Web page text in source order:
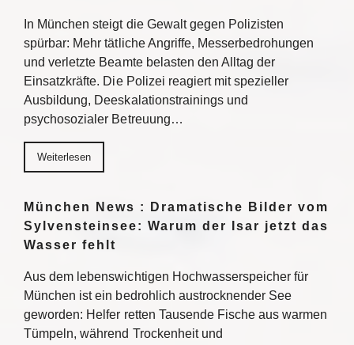
In München steigt die Gewalt gegen Polizisten
spürbar: Mehr tätliche Angriffe, Messerbedrohungen
und verletzte Beamte belasten den Alltag der
Einsatzkräfte. Die Polizei reagiert mit spezieller
Ausbildung, Deeskalationstrainings und
psychosozialer Betreuung…
Weiterlesen
München News : Dramatische Bilder vom
Sylvensteinsee: Warum der Isar jetzt das
Wasser fehlt
Aus dem lebenswichtigen Hochwasserspeicher für
München ist ein bedrohlich austrocknender See
geworden: Helfer retten Tausende Fische aus warmen
Tümpeln, während Trockenheit und